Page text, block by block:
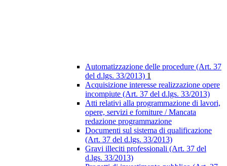
Automatizzazione delle procedure (Art. 37
del d.lgs. 33/2013) 1
Acquisizione interesse realizzazione opere
incompiute (Art. 37 del d.lgs. 33/2013)
Atti relativi alla programmazione di lavori,
opere, servizi e forniture / Mancata
redazione programmazione
Documenti sul sistema di qualificazione
(Art. 37 del d.lgs. 33/2013)
Gravi illeciti professionali (Art. 37 del
d.lgs. 33/2013)